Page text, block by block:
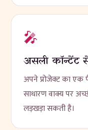
🎤
असली कॉन्टेंट
अपने प्रोजेक्ट का एक
साधारण वाक्य पर
लड़खड़ा सकती है।